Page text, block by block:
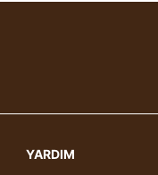
YARDIM